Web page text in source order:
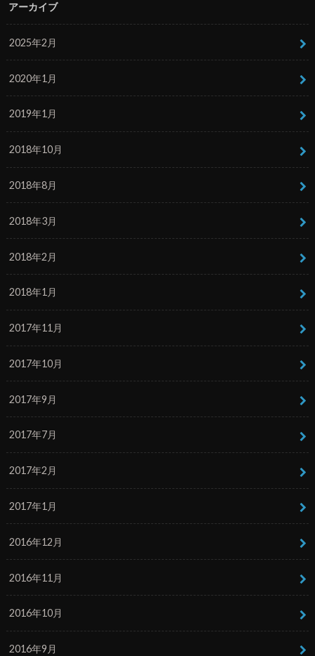
アーカイブ
2025年2月
2020年1月
2019年1月
2018年10月
2018年8月
2018年3月
2018年2月
2018年1月
2017年11月
2017年10月
2017年9月
2017年7月
2017年2月
2017年1月
2016年12月
2016年11月
2016年10月
2016年9月